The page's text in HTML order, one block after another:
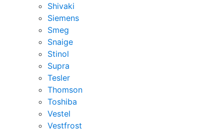
Shivaki
Siemens
Smeg
Snaige
Stinol
Supra
Tesler
Thomson
Toshiba
Vestel
Vestfrost